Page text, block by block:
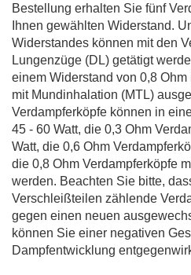
Bestellung erhalten Sie fünf
Ihnen gewählten Widerstand.
Widerstandes können mit den
Lungenzüge (DL) getätigt
einem Widerstand von 0,8
mit Mundinhalation (MTL)
Verdampferköpfe können in
45 - 60 Watt, die 0,3 Ohm
Watt, die 0,6 Ohm
die 0,8 Ohm Verdampferköpfe
werden. Beachten Sie bitte,
Verschleißteilen zählende
gegen einen neuen
können Sie einer negativen
Dampfentwicklung